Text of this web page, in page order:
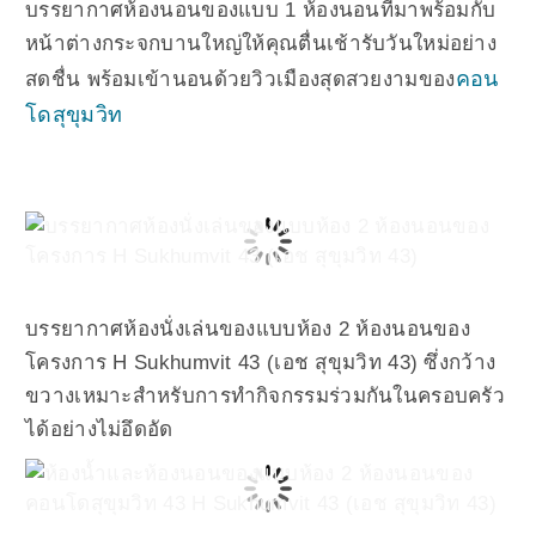
บรรยากาศห้องนอนของแบบ 1 ห้องนอนที่มาพร้อมกับ
หน้าต่างกระจกบานใหญ่ให้คุณตื่นเช้ารับวันใหม่อย่าง
สดชื่น พร้อมเข้านอนด้วยวิวเมืองสุดสวยงามของคอน
โดสุขุมวิท
บรรยากาศห้องนั่งเล่นของแบบห้อง 2 ห้องนอนของ
โครงการ H Sukhumvit 43 (เอช สุขุมวิท 43) ซึ่งกว้าง
ขวางเหมาะสำหรับการทำกิจกรรมร่วมกันในครอบครัว
ได้อย่างไม่อึดอัด